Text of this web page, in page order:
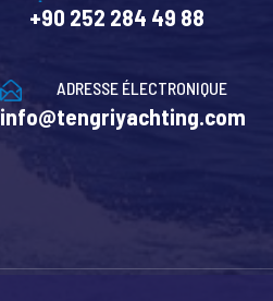
+90 252 284 49 88
ADRESSE ÉLECTRONIQUE
info@tengriyachting.com